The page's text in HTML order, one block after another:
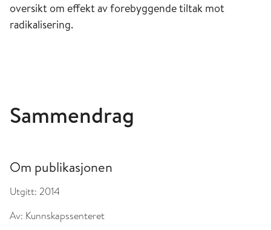
oversikt om effekt av forebyggende tiltak mot
radikalisering.
Sammendrag
Om publikasjonen
Utgitt: 2014
Av: Kunnskapssenteret